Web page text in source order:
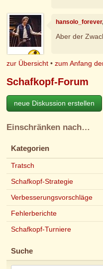
hansolo_forever
Aber der
zur Übersicht •zum Anfang
Schafkopf-Forum
neue Diskussion erstellen
Einschränken nach…
Kategorien
Tratsch
Schafkopf-Strategie
Verbesserungsvorschläge
Fehlerberichte
Schafkopf-Turniere
Suche